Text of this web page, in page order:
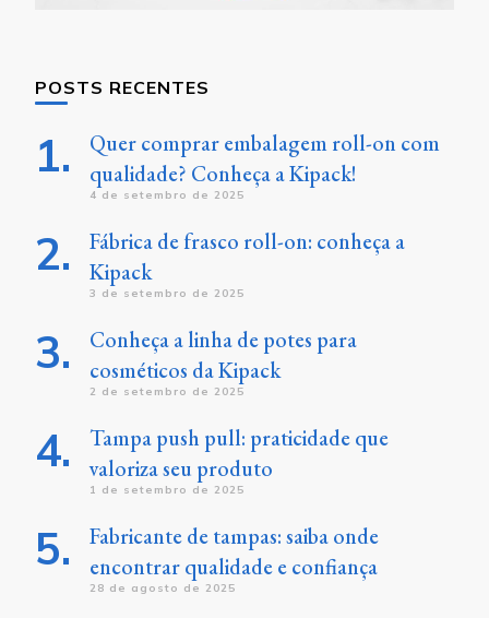
POSTS RECENTES
Quer comprar embalagem roll-on com
qualidade? Conheça a Kipack!
4 de setembro de 2025
Fábrica de frasco roll-on: conheça a
Kipack
3 de setembro de 2025
Conheça a linha de potes para
cosméticos da Kipack
2 de setembro de 2025
Tampa push pull: praticidade que
valoriza seu produto
1 de setembro de 2025
Fabricante de tampas: saiba onde
encontrar qualidade e confiança
28 de agosto de 2025